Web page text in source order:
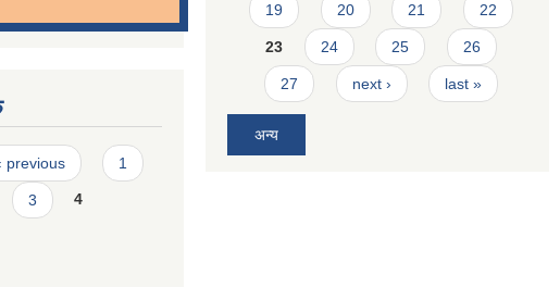
previous 1
3 4
19 20 21 22
23 24 25 26
27 next › last »
अन्य